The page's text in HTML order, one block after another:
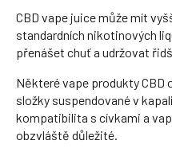
CBD vape juice může mít
standardních nikotinových
přenášet chuť a udržovat
Některé vape produkty CBD
složky suspendované v
kompatibilita s cívkami a
obzvláště důležité.